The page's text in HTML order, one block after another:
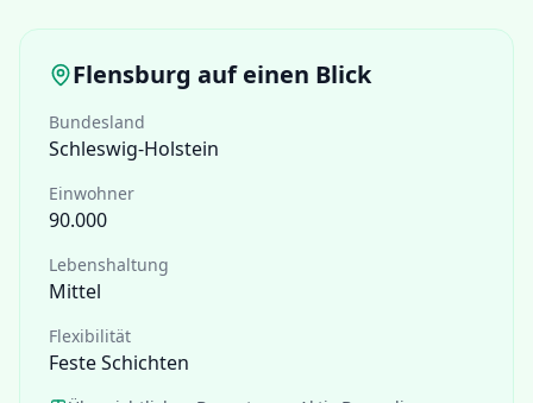
Flensburg auf einen Blick
Bundesland
Schleswig-Holstein
Einwohner
90.000
Lebenshaltung
Mittel
Flexibilität
Feste Schichten